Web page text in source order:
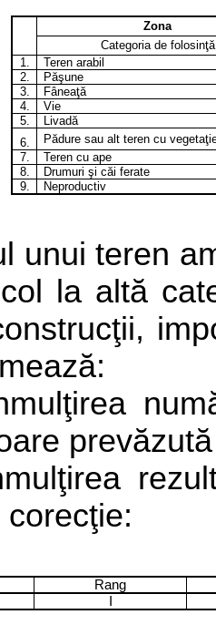
Zona
Categoria de folosinţă
1.
Teren arabil
2.
Păşune
3.
Fâneaţă
4.
Vie
5.
Livadă
6.
Pădure sau alt teren cu
7.
Teren cu ape
8.
Drumuri şi căi ferate
9.
Neproductiv
unui teren
la altă
:
Rang